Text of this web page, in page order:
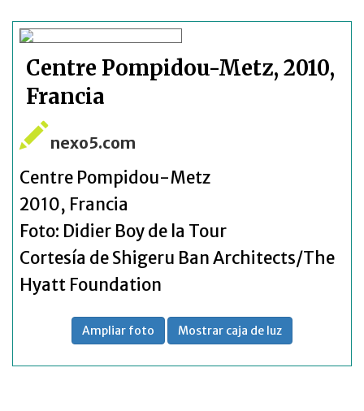
Centre Pompidou-Metz, 2010,
Francia
nexo5.com
Centre Pompidou-Metz
2010, Francia
Foto: Didier Boy de la Tour
Cortesía de Shigeru Ban Architects/The
Hyatt Foundation
Ampliar foto Mostrar caja de luz